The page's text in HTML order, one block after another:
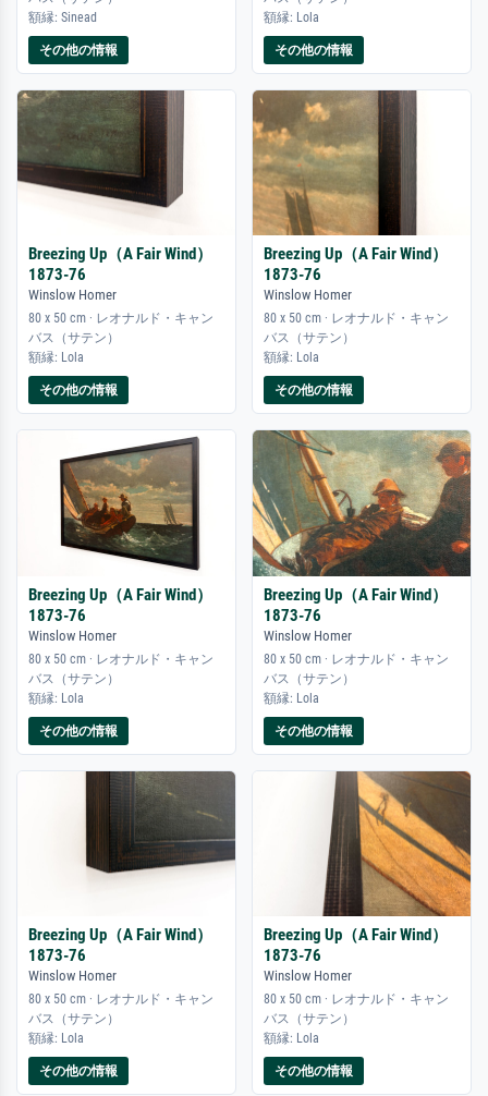
額縁: Sinead
その他の情報
額縁: Lola
その他の情報
Breezing Up（A Fair Wind）
1873-76
Winslow Homer
80 x 50 cm · レオナルド・キャン
バス（サテン）
額縁: Lola
その他の情報
Breezing Up（A Fair Wind）
1873-76
Winslow Homer
80 x 50 cm · レオナルド・キャン
バス（サテン）
額縁: Lola
その他の情報
Breezing Up（A Fair Wind）
1873-76
Winslow Homer
80 x 50 cm · レオナルド・キャン
バス（サテン）
額縁: Lola
その他の情報
Breezing Up（A Fair Wind）
1873-76
Winslow Homer
80 x 50 cm · レオナルド・キャン
バス（サテン）
額縁: Lola
その他の情報
Breezing Up（A Fair Wind）
1873-76
Winslow Homer
80 x 50 cm · レオナルド・キャン
バス（サテン）
額縁: Lola
その他の情報
Breezing Up（A Fair Wind）
1873-76
Winslow Homer
80 x 50 cm · レオナルド・キャン
バス（サテン）
額縁: Lola
その他の情報